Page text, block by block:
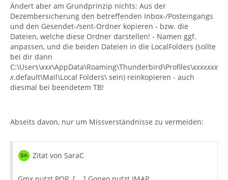
Ändert aber am Grundprinzip nichts: Aus der
Dezembersicherung den betreffenden Inbox-/Posteingangs
und den Gesendet-/sent-Ordner kopieren - bzw. die
Dateien, welche diese Ordner darstellen! - Namen ggf.
anpassen, und die beiden Dateien in die LocalFolders (sollte
bei dir dann
C:\Users\xxx\AppData\Roaming\Thunderbird\Profiles\xxxxxxx
x.default\Mail\Local Folders\ sein) reinkopieren - auch
diesmal bei beendetem TB!
Abseits davon, nur um Missverständnisse zu vermeiden:
Zitat von SaraC